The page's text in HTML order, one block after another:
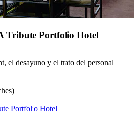
Tribute Portfolio Hotel
el desayuno y el trato del personal
Portfolio Hotel